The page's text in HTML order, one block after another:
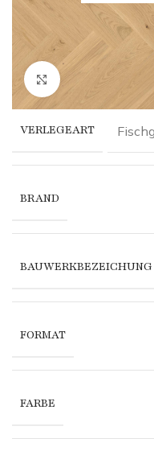
Click to enlarge
VERLEGEART
BRAND
BAUWERKBEZEICHUNG
FORMAT
FARBE